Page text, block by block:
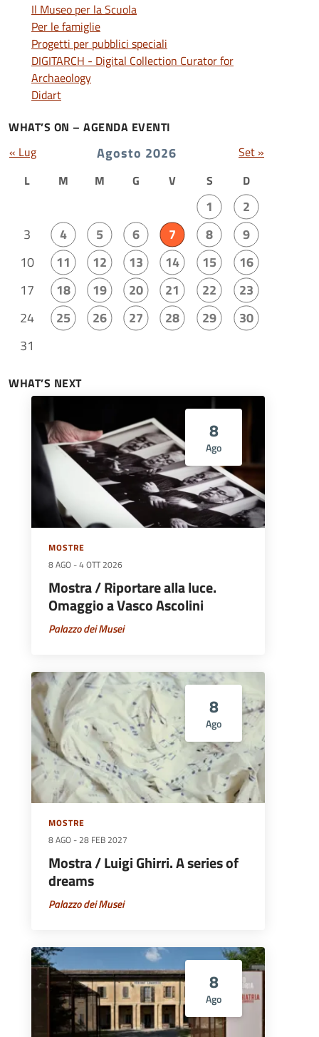
Il Museo per la Scuola
Per le famiglie
Progetti per pubblici speciali
DIGITARCH - Digital Collection Curator for
Archaeology
Didart
WHAT’S ON – AGENDA EVENTI
Agosto 2026
L M M G V S D
1
2
3
4 5 6 7 8
9
10
11 12 13 14 15
16
17
18 19 20 21 22
23
24
25 26 27 28 29
30
31
« Lug Set »
WHAT’S NEXT
8
Ago
MOSTRE
8 AGO -4 OTT 2026
Mostra / Riportare alla luce.
Omaggio a Vasco Ascolini
Palazzo dei Musei
8
Ago
MOSTRE
8 AGO -28 FEB 2027
Mostra / Luigi Ghirri. A series of
dreams
Palazzo dei Musei
8
Ago